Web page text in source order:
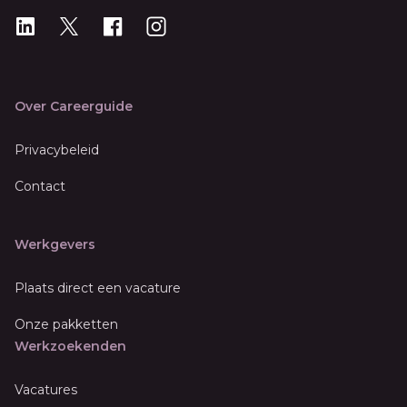
LinkedIn
X Instagram
Over Careerguide
Privacybeleid
Contact
Werkgevers
Plaats direct een vacature
Onze pakketten
Werkzoekenden
Vacatures